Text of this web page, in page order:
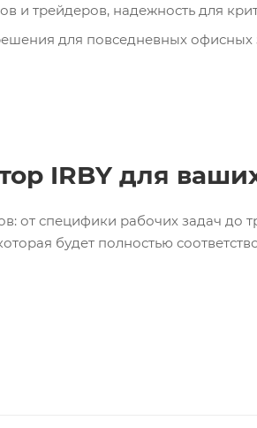
и трейдеров, надежность для
для повседневных офисных
IRBY для
от специфики рабочих задач
будет полностью